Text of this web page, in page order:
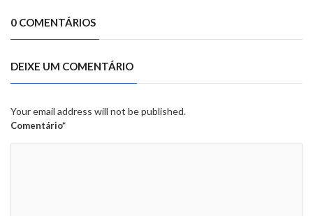
0 COMENTÁRIOS
DEIXE UM COMENTÁRIO
Your email address will not be published.
Comentário*